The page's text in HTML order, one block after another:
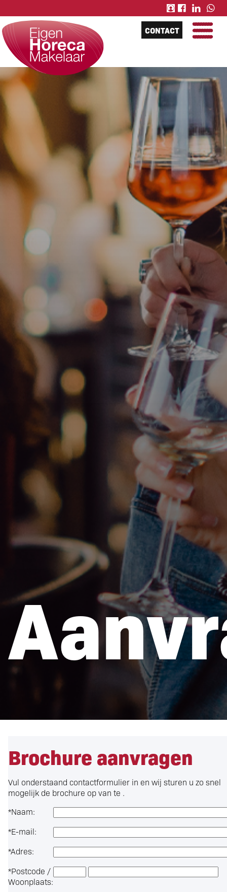
CONTACT
Brochure aanvragen
Vul onderstaand contactformulier in en wij sturen u zo snel
mogelijk de brochure op van te .
*Naam:
*E-mail:
*Adres:
*Postcode /
Woonplaats: